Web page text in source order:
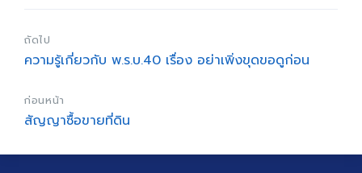
ถัดไป
ความรู้เกี่ยวกับ พ.ร.บ.40 เรื่อง อย่าเพิ่งขุดขอดูก่อน
ก่อนหน้า
สัญญาซื้อขายที่ดิน